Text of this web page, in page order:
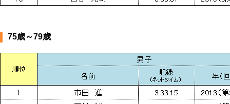
75歳～79歳